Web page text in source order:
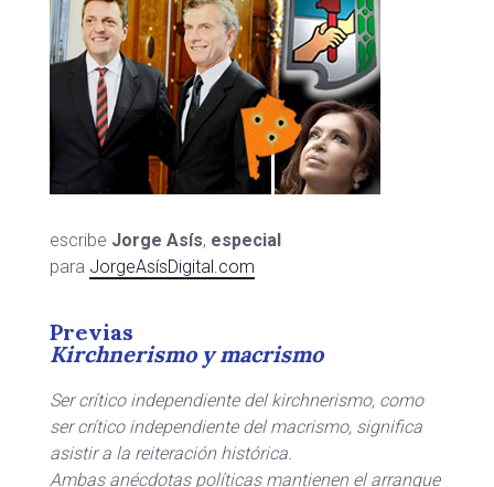
escribe Jorge Asís, especial
para JorgeAsísDigital.com
Previas
Kirchnerismo y macrismo
Ser crítico independiente del kirchnerismo, como
ser crítico independiente del macrismo, significa
asistir a la reiteración histórica.
Ambas anécdotas políticas mantienen el arranque